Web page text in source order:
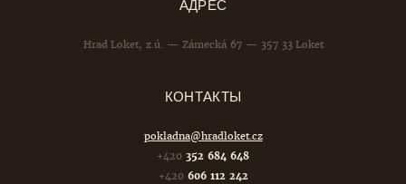
АДРЕС
Hrad Loket, z.ú. — Zámecká 67 — 357 33 Loket
КОНТАКТЫ
pokladna@hradloket.cz
+420 352 684 648
+420 606 112 242